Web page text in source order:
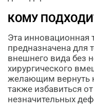
КОМУ ПОДХОДИТ
Эта инновационная
предназначена для
внешнего вида без
хирургического
желающим вернуть
также избавиться
незначительных